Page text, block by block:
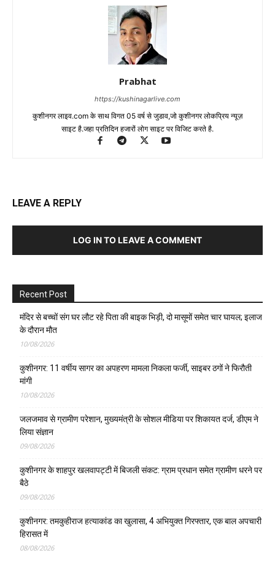
Prabhat
https://kushinagarlive.com
कुशीनगर लाइव.com के साथ विगत 05 वर्ष से जुडाव,जो कुशीनगर लोकप्रिय न्यूज़
साइट है.जहा प्रतिदिन हजारों लोग साइट पर विजिट करते है.
LEAVE A REPLY
LOG IN TO LEAVE A COMMENT
Recent Post
मंदिर से बच्चों संग घर लौट रहे पिता की बाइक भिड़ी, दो मासूमों समेत चार घायल; इलाज
के दौरान मौत
10/08/2026
कुशीनगर: 11 वर्षीय सागर का अपहरण मामला निकला फर्जी, साइबर ठगों ने फिरौती
मांगी
10/08/2026
जलजमाव से ग्रामीण परेशान, मुख्यमंत्री के सोशल मीडिया पर शिकायत दर्ज, डीएम ने
लिया संज्ञान
09/08/2026
कुशीनगर के शाहपुर खलवापट्टी में बिजली संकट: ग्राम प्रधान समेत ग्रामीण धरने पर
बैठे
09/08/2026
कुशीनगर: तमकुहीराज हत्याकांड का खुलासा, 4 अभियुक्त गिरफ्तार, एक बाल अपचारी
हिरासत में
08/08/2026